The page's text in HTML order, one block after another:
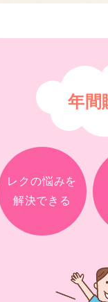
年間
レクの悩みを
解決できる